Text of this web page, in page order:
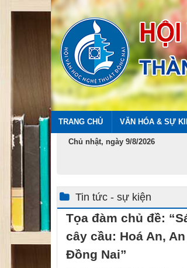
TRANG CHỦ VĂN HÓA & SỰ
Chủ nhật, ngày 9/8/2026
Tin tức - sự kiện
Tọa đàm chủ đề:
cây cầu: Hoá An,
Đồng Nai”